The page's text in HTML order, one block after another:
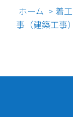
ホーム > 着
事（建築工事